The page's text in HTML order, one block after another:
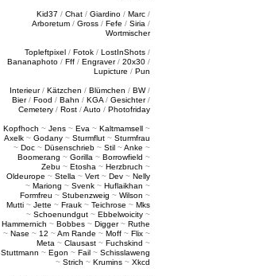
Kid37 / Chat / Giardino / Marc /
Arboretum / Gross / Fefe / Siria /
Wortmischer
Topleftpixel / Fotok / LostInShots /
Bananaphoto / Fff / Engraver/ 20x30 /
Lupicture / Pun
Interieur/ Kätzchen / Blümchen / BW/
Bier/ Food / Bahn / KGA / Gesichter/
Cemetery / Rost /Auto / Photofriday
Kopfhoch ~ Jens ~ Eva ~ Kaltmamsell ~
Axelk ~ Godany ~ Sturmflut ~ Sturmfrau
~ Doc ~ Düsenschrieb ~ Stil ~Anke ~
Boomerang ~ Gorilla ~ Borrowfield ~
Zebu ~ Etosha ~ Herzbruch ~
Oldeurope ~ Stella ~ Vert ~ Dev ~ Nelly
~ Mariong ~ Svenk ~ Huflaikhan ~
Formfreu ~ Stubenzweig ~ Wilson ~
Mutti ~ Jette ~ Frauk ~ Teichrose ~ Mks
~ Schoenundgut ~ Ebbelwoicity ~
Hammernich ~ Bobbes ~ Digger~ Ruthe
~ Nase ~ 12 ~Am Rande ~ Moff ~ Flix ~
Meta ~ Clausast ~ Fuchskind ~
Stuttmann ~ Egon ~ Fail ~ Schisslaweng
~ Strich ~ Krumins ~ Xkcd